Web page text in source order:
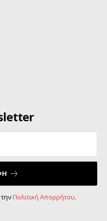
Πολιτική Απορρήτου.